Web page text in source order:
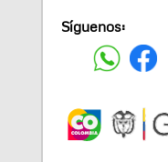
Síguenos: